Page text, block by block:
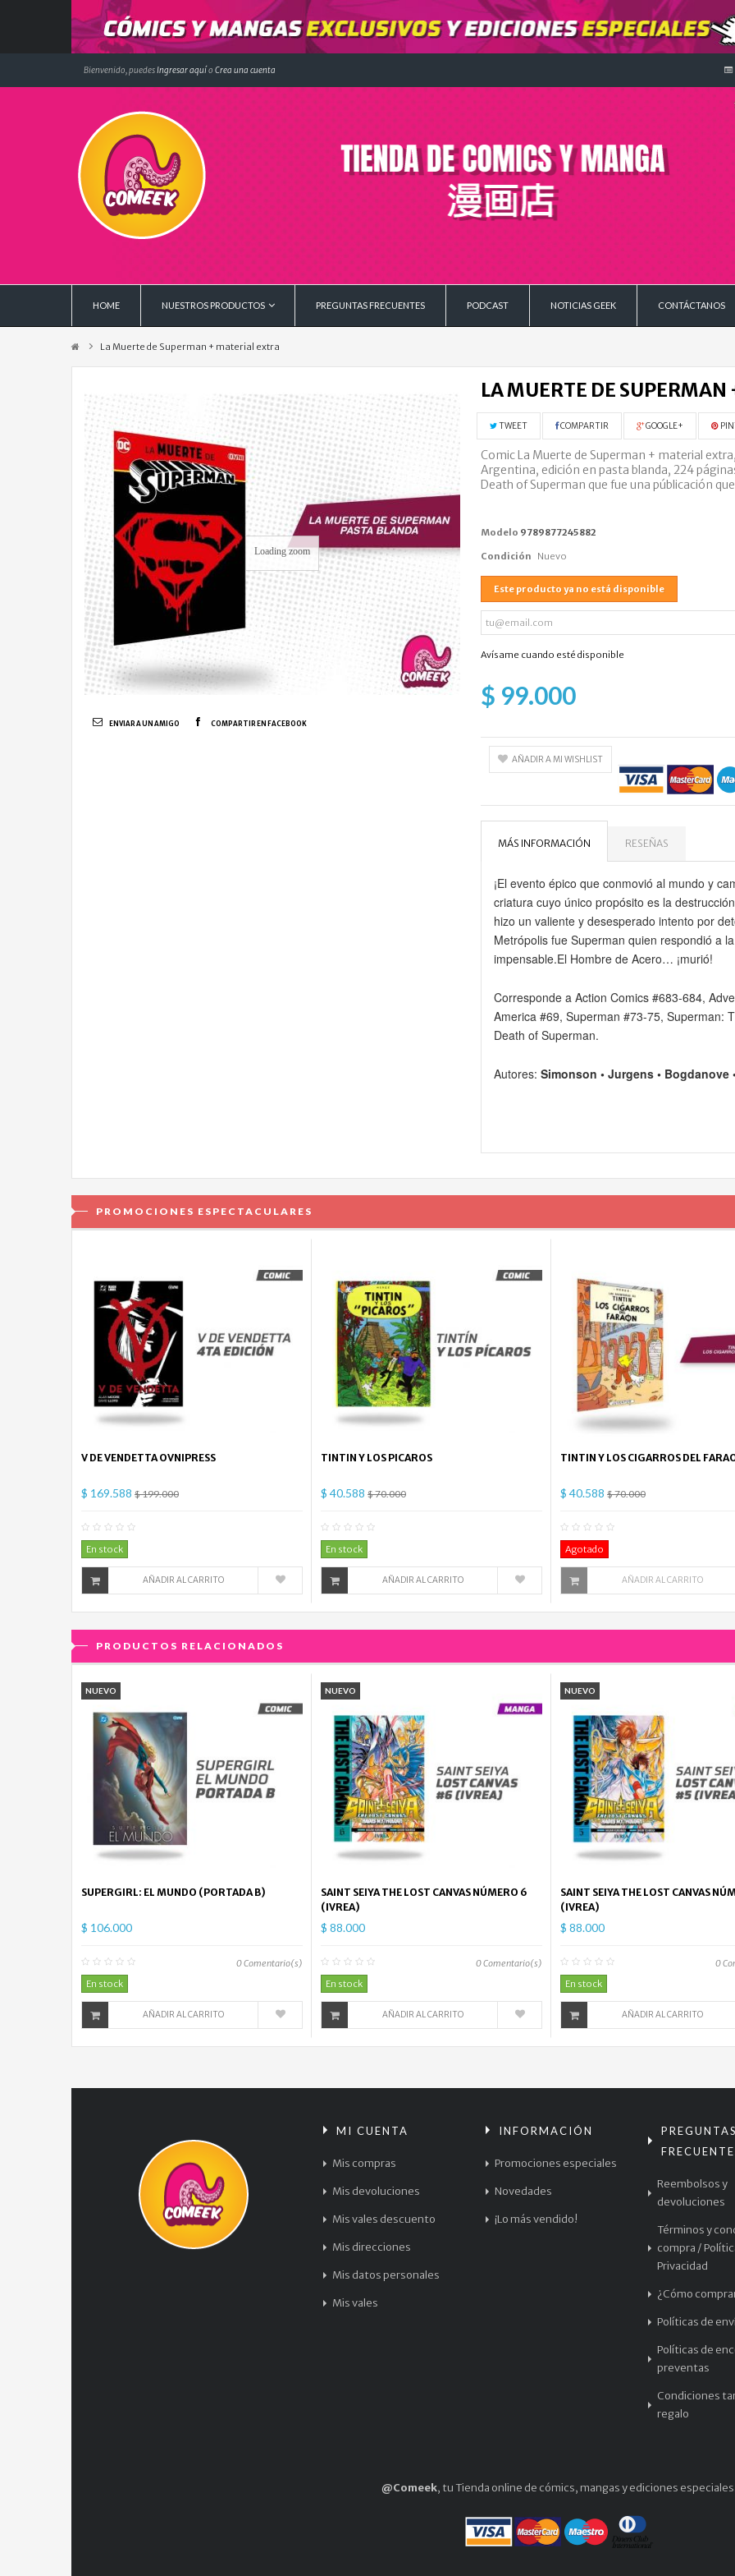
Bienvenido, puedesIngresar aquío Crea una cuenta
HOME NUESTROS PRODUCTOS PREGUNTAS FRECUENTES PODCAST NOTICIAS GEEK CONTÁCTANOS
La Muerte de Superman + material extra
Loading zoom
ENVIAR A UN AMIGO COMPARTIR EN FACEBOOK
LA MUERTE DE
TWEET COMPARTIR GOOGLE+
Comic La Muerte de Superman + material
Argentina, edición en pasta blanda, 224
Death of Superman que fue una públicación
Modelo 9789877245882
Condición Nuevo
Este producto ya no está disponible
Avísame cuando esté disponible
$ 99.000
AÑADIR A MI WISHLIST
MÁS INFORMACIÓN RESEÑAS
¡El evento épico que conmovió al mundo y
criatura cuyo único propósito es la
hizo un valiente y desesperado intento por
Metrópolis fue Superman quien respondió a
impensable.El Hombre de Acero… ¡murió!
Corresponde a Action Comics #683-684,
America #69, Superman #73-75, Superman:
Death of Superman.
Autores: Simonson • Jurgens • Bogdanove
PROMOCIONES ESPECTACULARES
V DE VENDETTA OVNIPRESS
$ 169.588 $ 199.000
En stock
AÑADIR AL CARRITO
TINTIN Y LOS PICAROS
$ 40.588 $ 70.000
En stock
AÑADIR AL CARRITO
TINTIN Y LOS CIGARROS DEL
$ 40.588 $ 70.000
Agotado
AÑADIR AL CARRITO
PRODUCTOS RELACIONADOS
NUEVO
SUPERGIRL: EL MUNDO (PORTADA B)
$ 106.000
0Comentario(s)
En stock
AÑADIR AL CARRITO
NUEVO
SAINT SEIYA THE LOST CANVAS NÚMERO 6
(IVREA)
$ 88.000
0Comentario(s)
En stock
AÑADIR AL CARRITO
NUEVO
SAINT SEIYA THE LOST CANVAS
(IVREA)
$ 88.000
0
En stock
AÑADIR AL CARRITO
MI CUENTA
Mis compras
Mis devoluciones
Mis vales descuento
Mis direcciones
Mis datos personales
Mis vales
INFORMACIÓN
Promociones especiales
Novedades
¡Lo más vendido!
PREGUNTAS
Reembolsos y
devoluciones
Términos y
compra /
Privacidad
¿Cómo
Políticas de
Políticas de
preventas
Condiciones
regalo
@Comeek, tu Tienda online de cómics, mangas y ediciones